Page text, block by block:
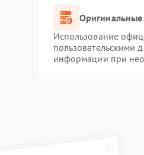
Использование
пользовательскими
информации при